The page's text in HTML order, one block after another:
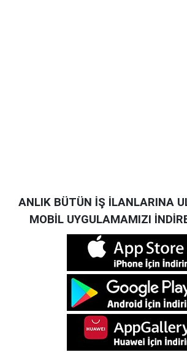
ANLIK BÜTÜN İŞ İLANLARINA
MOBİL UYGULAMAMIZI